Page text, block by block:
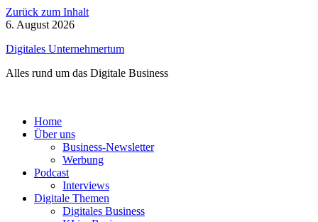
Zurück zum Inhalt
6. August 2026
Digitales Unternehmertum
Alles rund um das Digitale Business
Home
Über uns
Business-Newsletter
Werbung
Podcast
Interviews
Digitale Themen
Digitales Business